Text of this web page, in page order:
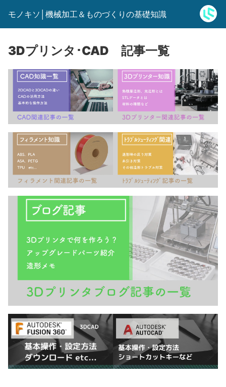
モノキソ│機械加工＆ものづくりの基礎知識
3Dプリンタ･CAD 記事一覧